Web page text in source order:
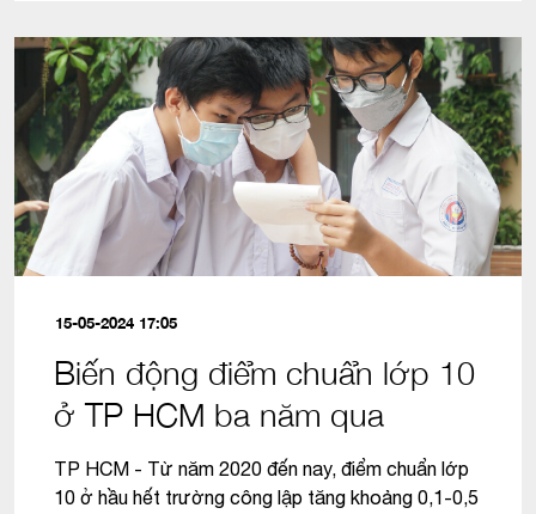
15-05-2024 17:05
Biến động điểm chuẩn lớp 10
ở TP HCM ba năm qua
TP HCM - Từ năm 2020 đến nay, điểm chuẩn lớp
10 ở hầu hết trường công lập tăng khoảng 0,1-0,5